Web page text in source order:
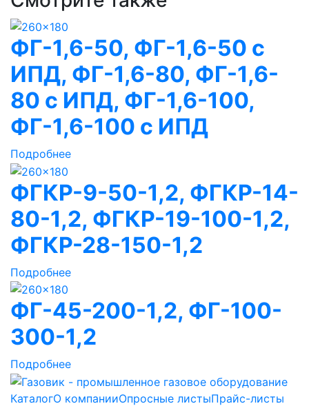
ФГ-1,6-50, ФГ-1,6-50 с
ИПД, ФГ-1,6-80, ФГ-1,6-
80 с ИПД, ФГ-1,6-100,
ФГ-1,6-100 с ИПД
Подробнее
ФГКР-9-50-1,2, ФГКР-14-
80-1,2, ФГКР-19-100-1,2,
ФГКР-28-150-1,2
Подробнее
ФГ-45-200-1,2, ФГ-100-
300-1,2
Подробнее
КаталогО компанииОпросные листыПрайс-листы